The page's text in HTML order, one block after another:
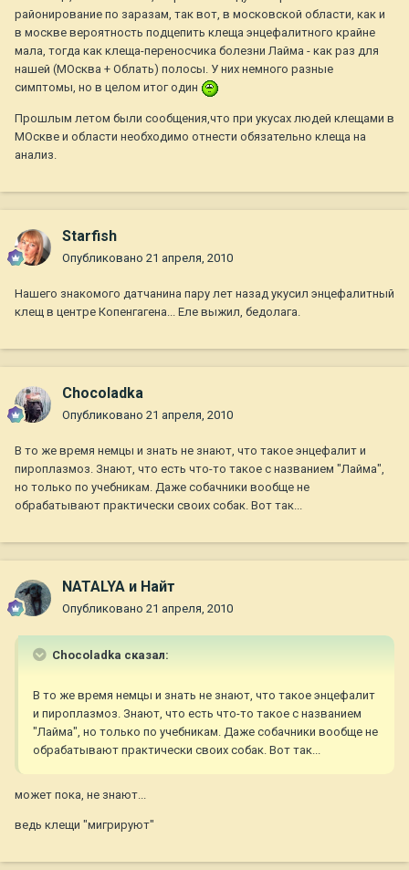
районирование по заразам, так вот, в московской области, как и
в москве вероятность подцепить клеща энцефалитного крайне
мала, тогда как клеща-переносчика болезни Лайма - как раз для
нашей (МОсква + Облать) полосы. У них немного разные
симптомы, но в целом итог один
Прошлым летом были сообщения,что при укусах людей клещами в
МОскве и области необходимо отнести обязательно клеща на
анализ.
Starfish
Опубликовано 21 апреля, 2010
Нашего знакомого датчанина пару лет назад укусил энцефалитный
клещ в центре Копенгагена... Еле выжил, бедолага.
Chocoladka
Опубликовано 21 апреля, 2010
В то же время немцы и знать не знают, что такое энцефалит и
пироплазмоз. Знают, что есть что-то такое с названием "Лайма",
но только по учебникам. Даже собачники вообще не
обрабатывают практически своих собак. Вот так...
NATALYA и Найт
Опубликовано 21 апреля, 2010
Chocoladka сказал:
В то же время немцы и знать не знают, что такое энцефалит
и пироплазмоз. Знают, что есть что-то такое с названием
"Лайма", но только по учебникам. Даже собачники вообще не
обрабатывают практически своих собак. Вот так...
может пока, не знают...
ведь клещи "мигрируют"